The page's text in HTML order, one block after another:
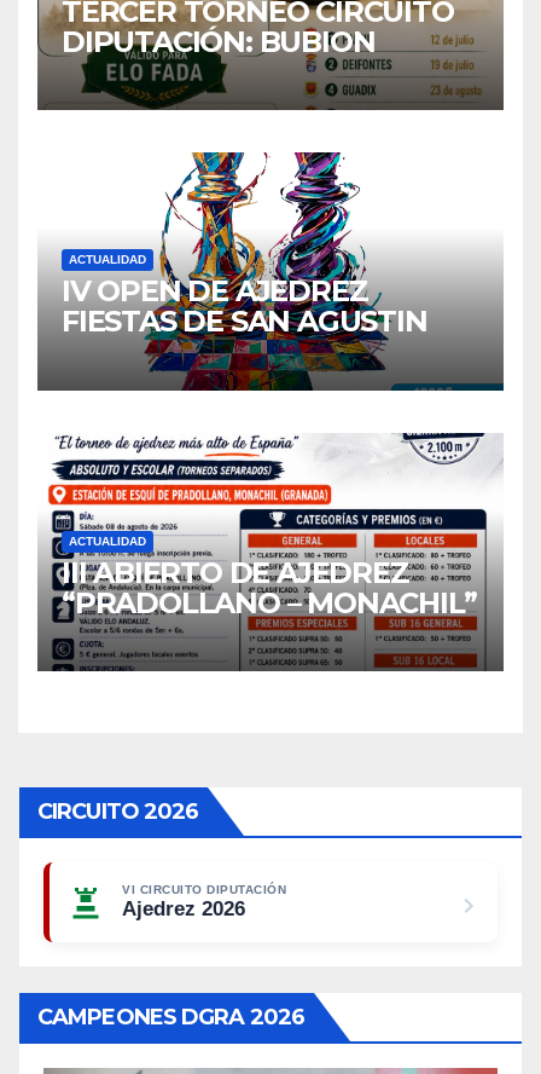
TERCER TORNEO CIRCUITO
DIPUTACIÓN: BUBION
ACTUALIDAD
IV OPEN DE AJEDREZ
FIESTAS DE SAN AGUSTIN
ACTUALIDAD
III ABIERTO DE AJEDREZ
“PRADOLLANO – MONACHIL”
CIRCUITO 2026
VI CIRCUITO DIPUTACIÓN
Ajedrez 2026
CAMPEONES DGRA 2026